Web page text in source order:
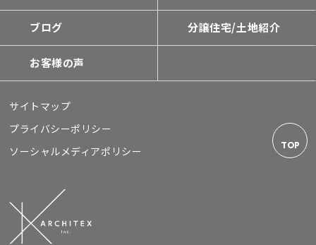
TOP
ブログ 分譲住宅/土地紹介
お客様の声
サイトマップ
プライバシーポリシー
ソーシャルメディアポリシー